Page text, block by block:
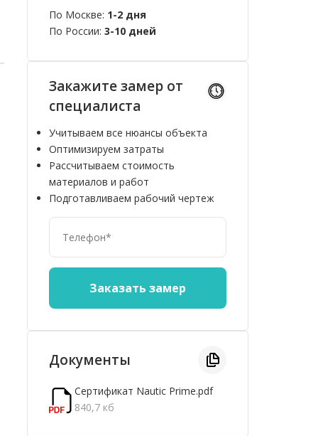
По Москве: 1-2 дня
По России: 3-10 дней
Закажите замер от
специалиста
Учитываем все нюансы объекта
Оптимизируем затраты
Рассчитываем стоимость
материалов и работ
Подготавливаем рабочий чертеж
Документы
Сертификат Nautic Prime.pdf
840,7 кб